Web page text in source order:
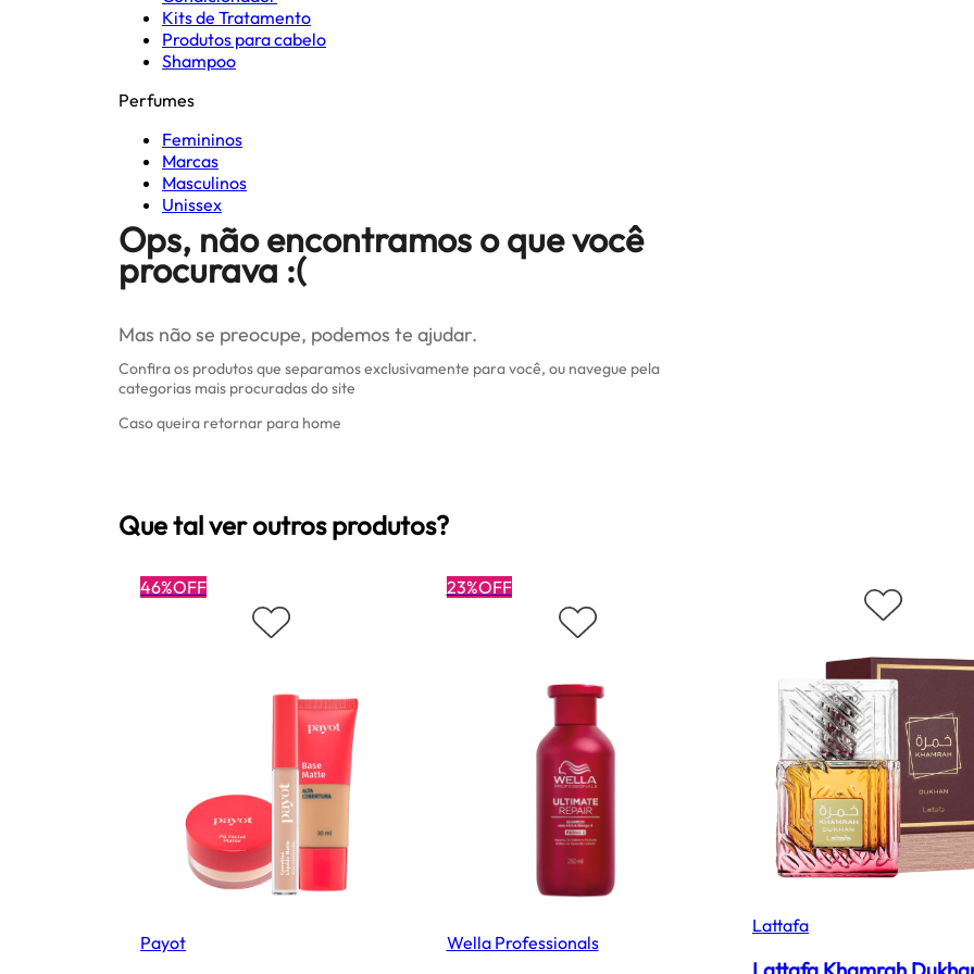
Kits de Tratamento
Produtos para cabelo
Shampoo
Perfumes
Femininos
Marcas
Masculinos
Unissex
Ops, não encontramos o que você
procurava :(
Mas não se preocupe, podemos te ajudar.
Confira os produtos que separamos exclusivamente para você, ou navegue pela
categorias mais procuradas do site
Caso queira retornar para home
Que tal ver outros produtos?
46%OFF
Payot
23%OFF
Wella Professionals
Lattafa